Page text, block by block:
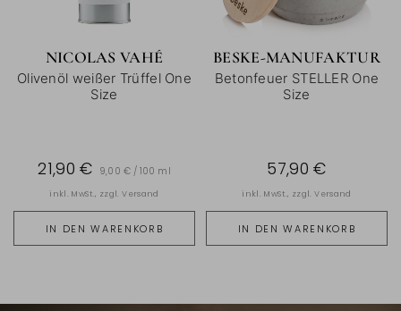
NICOLAS VAHÉ
Olivenöl weißer Trüffel One
Size
IN DEN WARENKORB
21,90 € 9,00 € / 100 ml
inkl. MwSt., zzgl.Versand
BESKE-MANUFAKTUR
Betonfeuer STELLER One
Size
IN DEN WARENKORB
57,90 €
inkl. MwSt., zzgl.Versand